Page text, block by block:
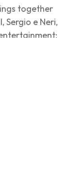
together
Sergio e Neri,